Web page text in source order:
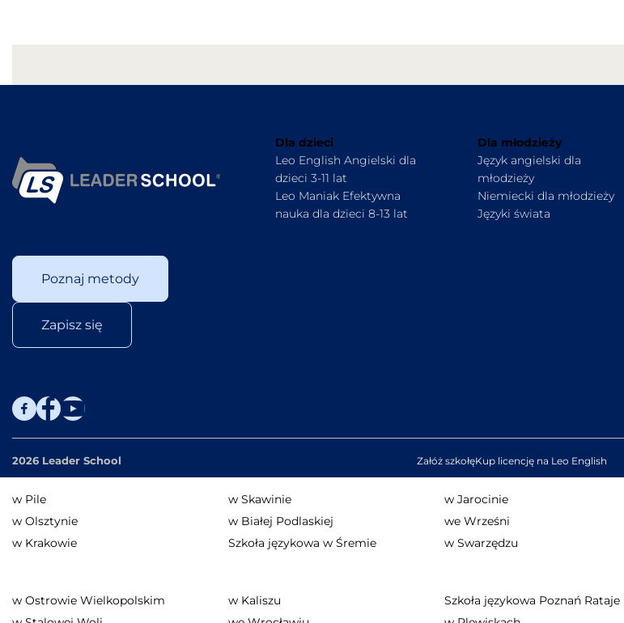
Poznaj metody
Zapisz się
Dla dzieci
Leo English Angielski dla
dzieci 3-11 lat
Leo Maniak Efektywna
nauka dla dzieci 8-13 lat
Dla młodzieży
Język angielski dla
młodzieży
Niemiecki dla młodzieży
Języki świata
2026 Leader School Załóż szkołęKup licencję na Leo English
w Pile w Skawinie w Jarocinie
w Olsztynie
w Białej Podlaskiej we Wrześni
w Krakowie
Szkoła językowa w Śremie w Swarzędzu
w Ostrowie Wielkopolskim
w Kaliszu Szkoła językowa Poznań Rataje